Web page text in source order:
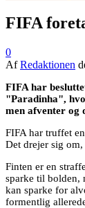
FIFA
0
AfRedaktionen
FIFA har
"Paradinha",
men afventer og
FIFA har truffet
Det drejer sig
Finten er en
sparke til bolden,
kan sparke for
formentlig